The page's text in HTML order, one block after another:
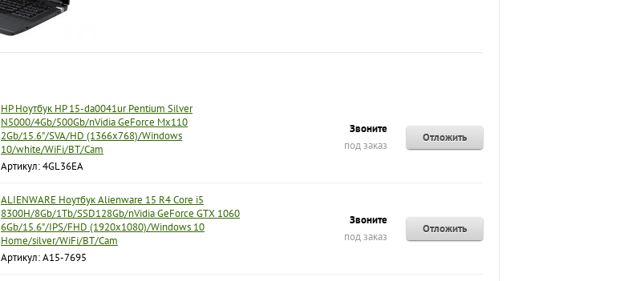
HP Ноутбук HP 15-da0041ur Pentium Silver
N5000/4Gb/500Gb/nVidia GeForce Mx110
2Gb/15.6"/SVA/HD (1366x768)/Windows
10/white/WiFi/BT/Cam
Артикул: 4GL36EA
Звоните
под заказ
Отложить
ALIENWARE Ноутбук Alienware 15 R4 Core i5
8300H/8Gb/1Tb/SSD128Gb/nVidia GeForce GTX 1060
6Gb/15.6"/IPS/FHD (1920x1080)/Windows 10
Home/silver/WiFi/BT/Cam
Артикул: A15-7695
Звоните
под заказ
Отложить